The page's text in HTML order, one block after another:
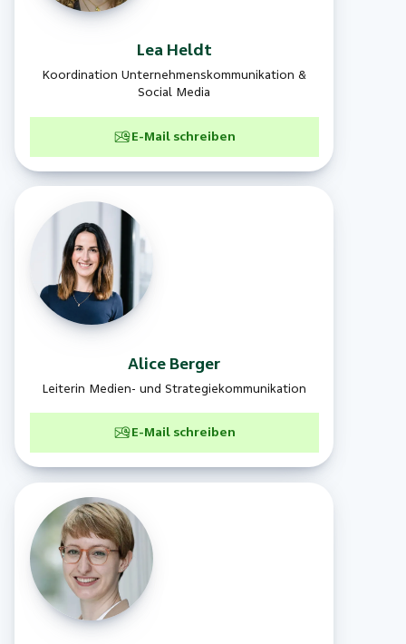
Lea Heldt
Koordination Unternehmenskommunikation &
Social Media
E-Mail schreiben
Alice Berger
Leiterin Medien- und Strategiekommunikation
E-Mail schreiben